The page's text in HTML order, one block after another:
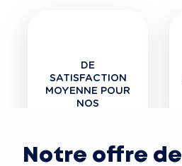
DE
SATISFACTION
MOYENNE POUR
NOS
Notre offre de